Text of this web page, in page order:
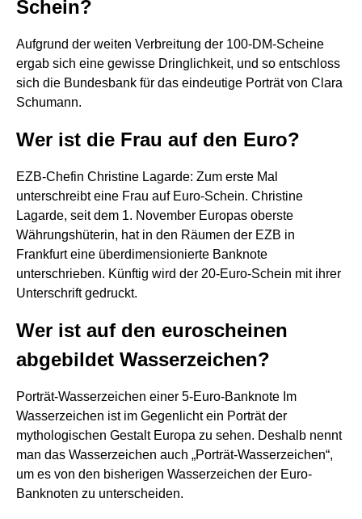
Schein?
Aufgrund der weiten Verbreitung der 100-DM-Scheine
ergab sich eine gewisse Dringlichkeit, und so entschloss
sich die Bundesbank für das eindeutige Porträt von Clara
Schumann.
Wer ist die Frau auf den Euro?
EZB-Chefin Christine Lagarde: Zum erste Mal
unterschreibt eine Frau auf Euro-Schein. Christine
Lagarde, seit dem 1. November Europas oberste
Währungshüterin, hat in den Räumen der EZB in
Frankfurt eine überdimensionierte Banknote
unterschrieben. Künftig wird der 20-Euro-Schein mit ihrer
Unterschrift gedruckt.
Wer ist auf den euroscheinen
abgebildet Wasserzeichen?
Porträt-Wasserzeichen einer 5-Euro-Banknote Im
Wasserzeichen ist im Gegenlicht ein Porträt der
mythologischen Gestalt Europa zu sehen. Deshalb nennt
man das Wasserzeichen auch „Porträt-Wasserzeichen“,
um es von den bisherigen Wasserzeichen der Euro-
Banknoten zu unterscheiden.